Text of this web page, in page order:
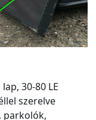
30-80 LE
szerelve
parkolók,